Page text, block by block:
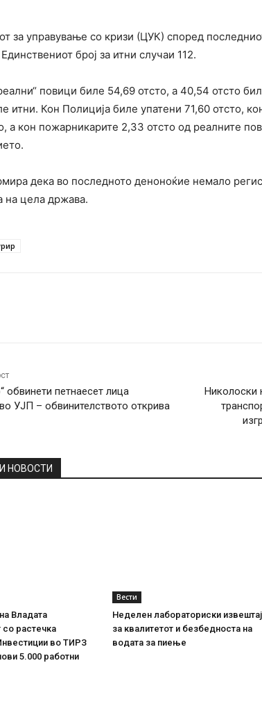
за управување со кризи (ЦУК) според
број за итни случаи 112.
повици биле 54,69 отсто, а 40,54 отсто
итни. Кон Полиција биле упатени 71,60 отсто,
a кон пожарникарите 2,33 отсто од реалните
дека во последното деноноќие немало
на цела држава.
обвинети петнаесет лица
УЈП – обвинителството открива
Николоски
НОВОСТИ
Владата
со растечка
во ТИРЗ
5.000 работни
Вести
Неделен лабораториски извештај
за квалитетот и безбедноста на
водата за пиење